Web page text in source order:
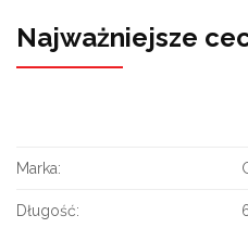
Najważniejsze
Marka:
Długość: